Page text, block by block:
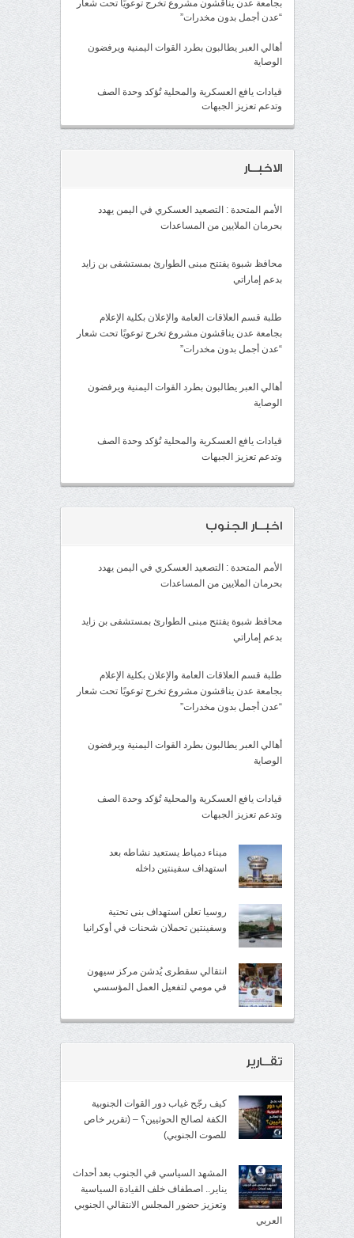
بجامعة عدن يناقشون مشروع تخرج توعويًا تحت شعار
“عدن أجمل بدون مخدرات”
أهالي العبر يطالبون بطرد القوات اليمنية ويرفضون
الوصاية
قيادات يافع العسكرية والمحلية تُؤكد وحدة الصف
وتدعم تعزيز الجبهات
الاخبــار
الأمم المتحدة : التصعيد العسكري في اليمن يهدد
بحرمان الملايين من المساعدات
محافظ شبوة يفتتح مبنى الطوارئ بمستشفى بن زايد
بدعم إماراتي
طلبة قسم العلاقات العامة والإعلان بكلية الإعلام
بجامعة عدن يناقشون مشروع تخرج توعويًا تحت شعار
“عدن أجمل بدون مخدرات”
أهالي العبر يطالبون بطرد القوات اليمنية ويرفضون
الوصاية
قيادات يافع العسكرية والمحلية تُؤكد وحدة الصف
وتدعم تعزيز الجبهات
اخبــار الجنوب
الأمم المتحدة : التصعيد العسكري في اليمن يهدد
بحرمان الملايين من المساعدات
محافظ شبوة يفتتح مبنى الطوارئ بمستشفى بن زايد
بدعم إماراتي
طلبة قسم العلاقات العامة والإعلان بكلية الإعلام
بجامعة عدن يناقشون مشروع تخرج توعويًا تحت شعار
“عدن أجمل بدون مخدرات”
أهالي العبر يطالبون بطرد القوات اليمنية ويرفضون
الوصاية
قيادات يافع العسكرية والمحلية تُؤكد وحدة الصف
وتدعم تعزيز الجبهات
ميناء دمياط يستعيد نشاطه بعد
استهداف سفينتين داخله
روسيا تعلن استهداف بنى تحتية
وسفينتين تحملان شحنات في أوكرانيا
انتقالي سقطرى يُدشن مركز سيهون
في مومي لتفعيل العمل المؤسسي
تقــارير
كيف رجّح غياب دور القوات الجنوبية
الكفة لصالح الحوثيين؟ – (تقرير خاص
للصوت الجنوبي)
المشهد السياسي في الجنوب بعد أحداث
يناير.. اصطفاف خلف القيادة السياسية
وتعزيز حضور المجلس الانتقالي الجنوبي
العربي